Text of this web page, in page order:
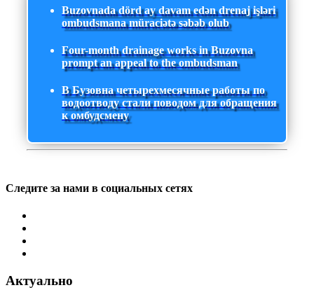
Buzovnada dörd ay davam edən drenaj işləri
ombudsmana müraciətə səbəb olub
Four-month drainage works in Buzovna
prompt an appeal to the ombudsman
В Бузовна четырехмесячные работы по
водоотводу стали поводом для обращения
к омбудсмену
Следите за нами в социальных сетях
Актуально